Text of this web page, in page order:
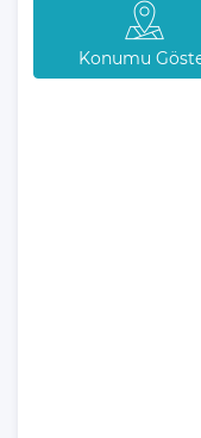
dolu bir tatil deneyimi
Villamız günlük
Konumu